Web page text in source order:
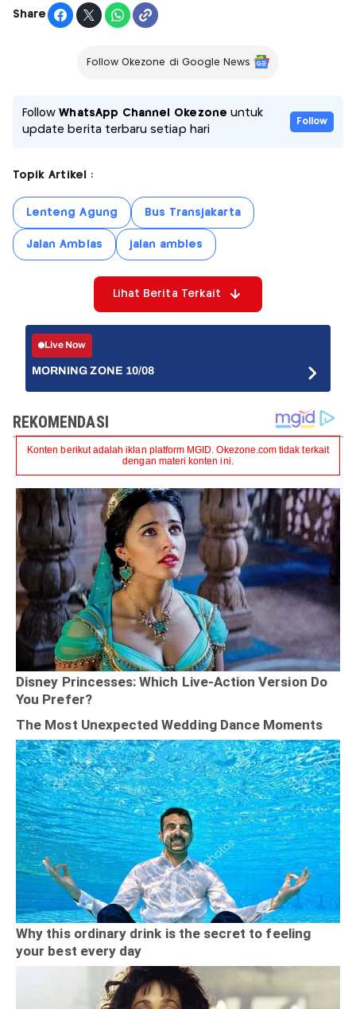
Share
Follow Okezone di Google News
FollowWhatsApp Channel Okezone untuk
update berita terbaru setiap hari
Follow
Topik Artikel :
Lenteng Agung Bus Transjakarta
Jalan Amblas jalan ambles
Lihat Berita Terkait
Live Now
MORNING ZONE 10/08